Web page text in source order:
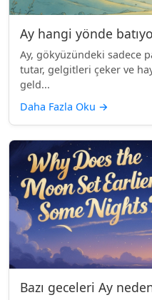
Ay hangi yönde
Ay, gökyüzündeki sadece
tutar, gelgitleri çeker ve
geld...
Daha Fazla Oku →
Bazı geceleri Ay